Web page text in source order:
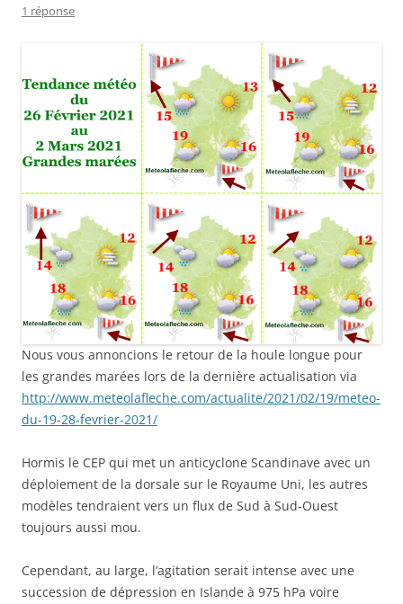
1 réponse
Nous vous annoncions le retour de la houle longue pour
les grandes marées lors de la dernière actualisation via
http://www.meteolafleche.com/actualite/2021/02/19/meteo-
du-19-28-fevrier-2021/
Hormis le CEP qui met un anticyclone Scandinave avec un
déploiement de la dorsale sur le Royaume Uni, les autres
modèles tendraient vers un flux de Sud à Sud-Ouest
toujours aussi mou.
Cependant, au large, l’agitation serait intense avec une
succession de dépression en Islande à 975 hPa voire